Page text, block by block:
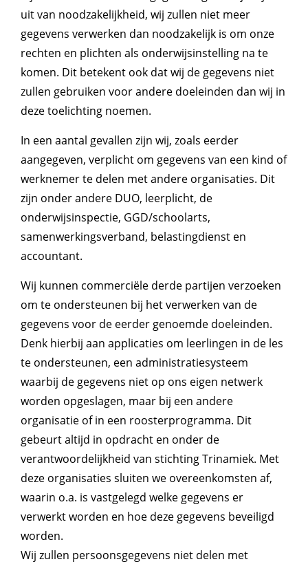
uit van noodzakelijkheid, wij zullen niet meer
gegevens verwerken dan noodzakelijk is om onze
rechten en plichten als onderwijsinstelling na te
komen. Dit betekent ook dat wij de gegevens niet
zullen gebruiken voor andere doeleinden dan wij in
deze toelichting noemen.
In een aantal gevallen zijn wij, zoals eerder
aangegeven, verplicht om gegevens van een kind of
werknemer te delen met andere organisaties. Dit
zijn onder andere DUO, leerplicht, de
onderwijsinspectie, GGD/schoolarts,
samenwerkingsverband, belastingdienst en
accountant.
Wij kunnen commerciële derde partijen verzoeken
om te ondersteunen bij het verwerken van de
gegevens voor de eerder genoemde doeleinden.
Denk hierbij aan applicaties om leerlingen in de les
te ondersteunen, een administratiesysteem
waarbij de gegevens niet op ons eigen netwerk
worden opgeslagen, maar bij een andere
organisatie of in een roosterprogramma. Dit
gebeurt altijd in opdracht en onder de
verantwoordelijkheid van stichting Trinamiek. Met
deze organisaties sluiten we overeenkomsten af,
waarin o.a. is vastgelegd welke gegevens er
verwerkt worden en hoe deze gegevens beveiligd
worden.
Wij zullen persoonsgegevens niet delen met